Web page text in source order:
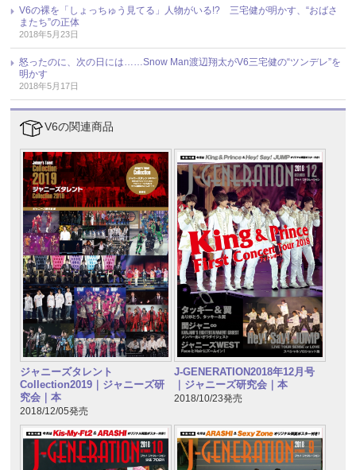
V6の裸を「しょっちゅう見てる」人物がいる!? 三宅健が明かす、“おばさ
またち”の正体
2018年5月23日
怒ったのに、次の日には……Snow Man渡辺翔太がV6三宅健の“ツンデレ”を
明かす
2018年5月17日
V6の関連商品
ジャニーズタレント
Collection2019｜ジャニーズ研
究会｜本
2018/12/05発売
J-GENERATION2018年12月号
｜ジャニーズ研究会｜本
2018/10/23発売